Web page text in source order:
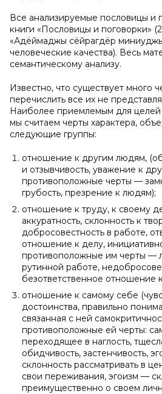
Все анализируемые пословицы и
книги «Пословицы и поговорки»
«Адёймаджы сёйрагдёр
человеческие качества). Весь
семантическому анализу.
Известно, что существует много
перечислить все их не
Наиболее приемлемым для
мы считаем черты характера,
следующие группы:
отношение к другим людям,
и отзывчивость, уважение к
противоположные черты —
грубость, презрение к людям);
отношение к труду, к своему
аккуратность, склонность к
добросовестность в работе,
отношение к делу,
противоположные им черты —
рутинной работе,
безответственное отношение
отношение к самому себе
достоинства, правильно
связанная с ней
противоположные ей черты:
переходящее в наглость,
обидчивость, застенчивость,
склонность рассматривать в
свои переживания, эгоизм —
преимущественно о своем